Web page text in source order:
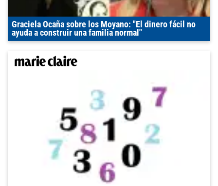
Graciela Ocaña sobre los Moyano: "El dinero fácil no
ayuda a construir una familia normal"